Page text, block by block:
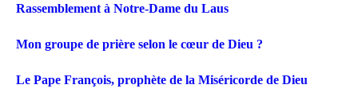
Rassemblement à Notre-Dame du Laus
Mon groupe de prière selon le cœur de Dieu ?
Le Pape François, prophète de la Miséricorde de Dieu